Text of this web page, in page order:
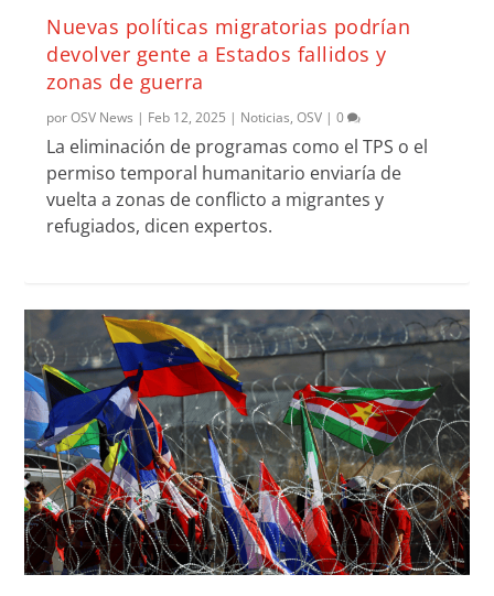
Nuevas políticas migratorias podrían
devolver gente a Estados fallidos y
zonas de guerra
porOSV News | Feb 12, 2025 | Noticias,OSV |0
La eliminación de programas como el TPS o el
permiso temporal humanitario enviaría de
vuelta a zonas de conflicto a migrantes y
refugiados, dicen expertos.